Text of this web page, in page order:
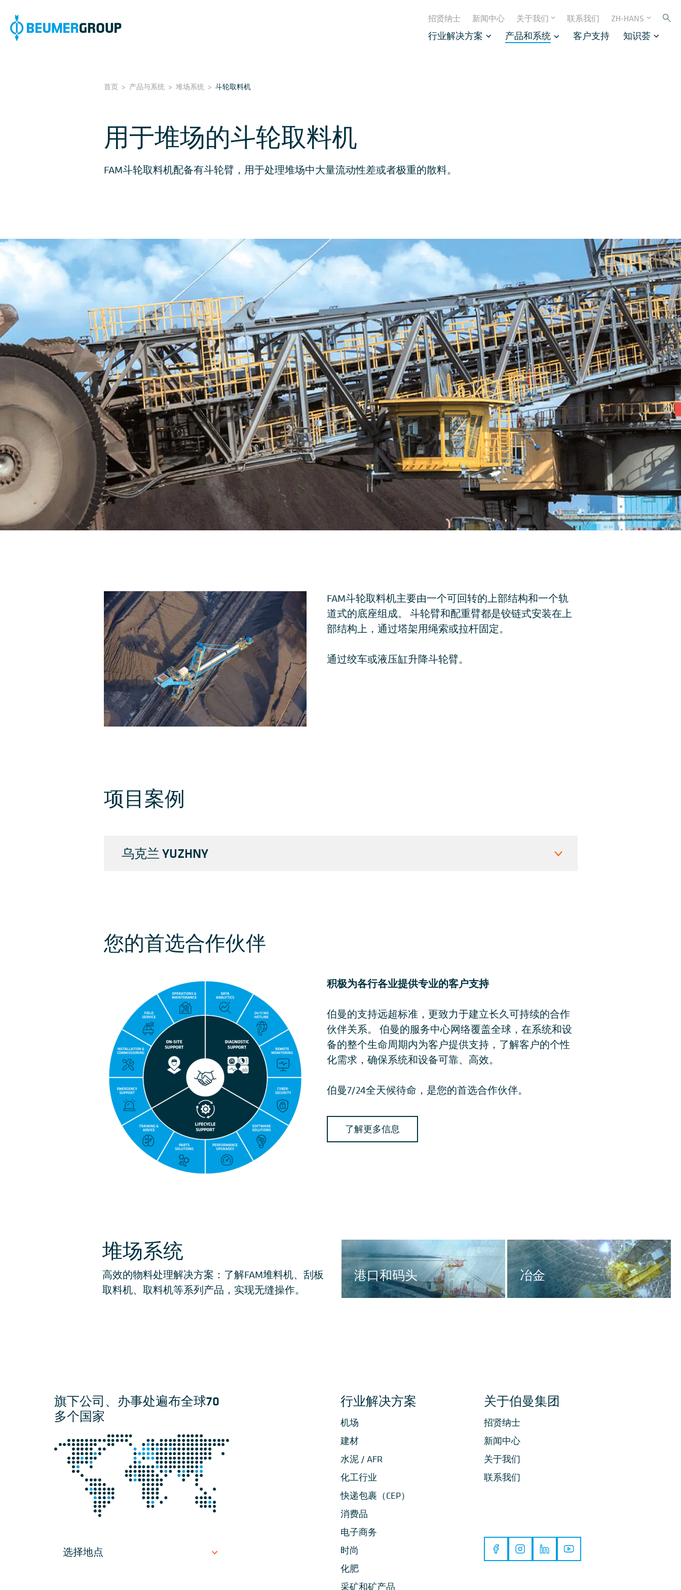
招贤纳士 新闻中心 关于我们 联系我们 ZH-HANS
行业解决方案 产品和系统 客户支持 知识荟
首页 > 产品与系统 > 堆场系统 > 斗轮取料机
用于堆场的斗轮取料机
FAM斗轮取料机配备有斗轮臂，用于处理堆场中大量流动性差或者极重的散料。
FAM斗轮取料机主要由一个可回转的上部结构和一个轨
道式的底座组成。 斗轮臂和配重臂都是铰链式安装在上
部结构上，通过塔架用绳索或拉杆固定。
通过绞车或液压缸升降斗轮臂。
项目案例
乌克兰 YUZHNY
您的首选合作伙伴
积极为各行各业提供专业的客户支持
伯曼的支持远超标准，更致力于建立长久可持续的合作
伙伴关系。 伯曼的服务中心网络覆盖全球，在系统和设
备的整个生命周期内为客户提供支持，了解客户的个性
化需求，确保系统和设备可靠、高效。
伯曼7/24全天候待命，是您的首选合作伙伴。
了解更多信息
堆场系统
高效的物料处理解决方案：了解FAM堆料机、刮板
取料机、取料机等系列产品，实现无缝操作。
港口和码头 冶金
机场 建材 水泥 / AFR
快递包裹（CEP） 电子商务 采矿和矿产品
时尚 消费品 零售
旗下公司、办事处遍布全球70
多个国家
选择地点
行业解决方案
机场
建材
水泥 / AFR
化工行业
快递包裹（CEP）
消费品
电子商务
时尚
化肥
采矿和矿产品
关于伯曼集团
招贤纳士
新闻中心
关于我们
联系我们